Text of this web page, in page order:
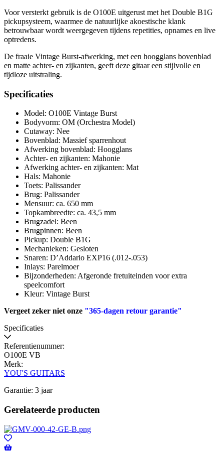
Voor versterkt gebruik is de O100E uitgerust met het Double B1G
pickupsysteem, waarmee de natuurlijke akoestische klank
betrouwbaar wordt weergegeven tijdens repetities, opnames en live
optredens.
De fraaie Vintage Burst-afwerking, met een hoogglans bovenblad
en matte achter- en zijkanten, geeft deze gitaar een stijlvolle en
tijdloze uitstraling.
Specificaties
Model: O100E Vintage Burst
Bodyvorm: OM (Orchestra Model)
Cutaway: Nee
Bovenblad: Massief sparrenhout
Afwerking bovenblad: Hoogglans
Achter- en zijkanten: Mahonie
Afwerking achter- en zijkanten: Mat
Hals: Mahonie
Toets: Palissander
Brug: Palissander
Mensuur: ca. 650 mm
Topkambreedte: ca. 43,5 mm
Brugzadel: Been
Brugpinnen: Been
Pickup: Double B1G
Mechanieken: Gesloten
Snaren: D’Addario EXP16 (.012-.053)
Inlays: Parelmoer
Bijzonderheden: Afgeronde fretuiteinden voor extra
speelcomfort
Kleur: Vintage Burst
Vergeet zeker niet onze "365-dagen retour garantie"
Specificaties
Referentienummer:
O100E VB
Merk:
YOU'S GUITARS
Garantie: 3 jaar
Gerelateerde producten